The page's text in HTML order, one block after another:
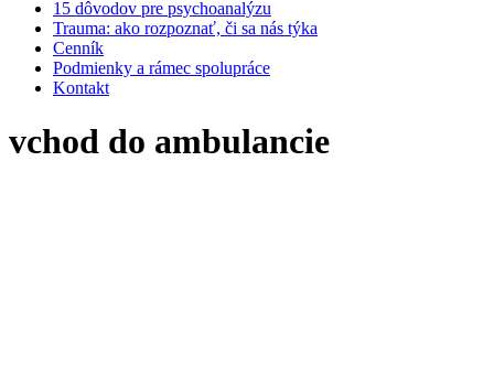
15 dôvodov pre psychoanalýzu
Trauma: ako rozpoznať, či sa nás týka
Cenník
Podmienky a rámec spolupráce
Kontakt
vchod do ambulancie